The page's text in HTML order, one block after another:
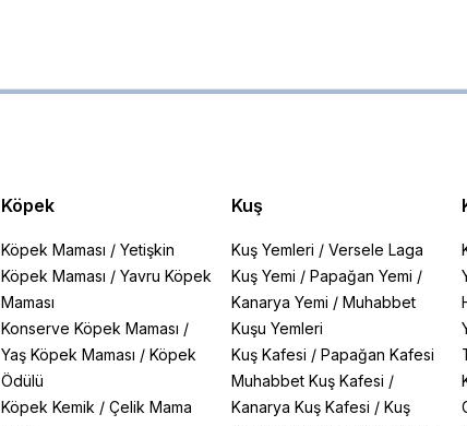
Köpek
Köpek Maması /Yetişkin
Köpek Maması /Yavru Köpek
Maması
Konserve Köpek Maması /
Yaş Köpek Maması /Köpek
Ödülü
Köpek Kemik /Çelik Mama
Kuş
Kuş Yemleri / Versele Laga
Kuş Yemi / Papağan Yemi /
Kanarya Yemi / Muhabbet
Kuşu Yemleri
Kuş Kafesi / Papağan Kafesi
Muhabbet Kuş Kafesi /
Kanarya Kuş Kafesi / Kuş